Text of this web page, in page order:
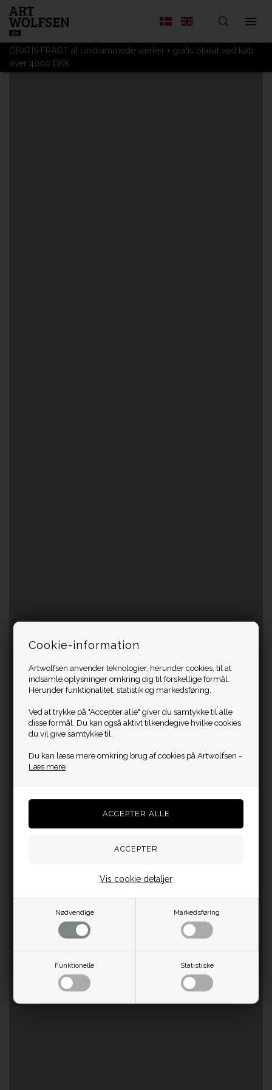
Cookie-information
Artwolfsen anvender teknologier, herunder cookies, til at
indsamle oplysninger omkring dig til forskellige formål.
Herunder funktionalitet, statistik og markedsføring.
Ved at trykke på "Accepter alle" giver du samtykke til alle
disse formål. Du kan også aktivt tilkendegive hvilke cookies
du vil give samtykke til.
Du kan læse mere omkring brug af cookies på Artwolfsen -
Læs mere
Nødvendige Markedsføring
Funktionelle Statistiske
Vis cookie detaljer
GRATIS FRAGT af uindrammede værker + gratis plakat ved køb
over 4000 DKK.